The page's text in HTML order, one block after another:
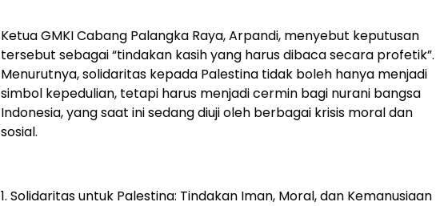
Ketua GMKI Cabang Palangka Raya, Arpandi, menyebut keputusan
tersebut sebagai “tindakan kasih yang harus dibaca secara profetik”.
Menurutnya, solidaritas kepada Palestina tidak boleh hanya menjadi
simbol kepedulian, tetapi harus menjadi cermin bagi nurani bangsa
Indonesia, yang saat ini sedang diuji oleh berbagai krisis moral dan
sosial.
1. Solidaritas untuk Palestina: Tindakan Iman, Moral, dan Kemanusiaan